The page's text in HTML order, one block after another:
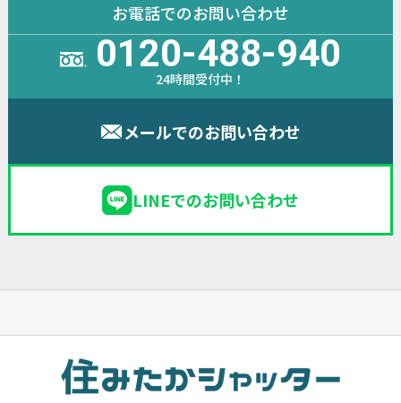
お電話でのお問い合わせ
0120-488-940
24時間受付中！
メールでのお問い合わせ
LINEでのお問い合わせ